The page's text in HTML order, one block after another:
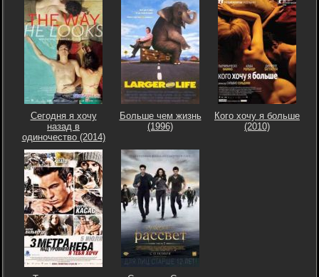
Сегодня я хочу
назад в
одиночество (2014)
Больше чем жизнь
(1996)
Кого хочу я больше
(2010)